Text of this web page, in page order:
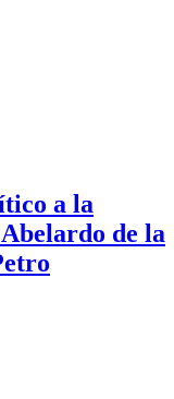
a la
de la